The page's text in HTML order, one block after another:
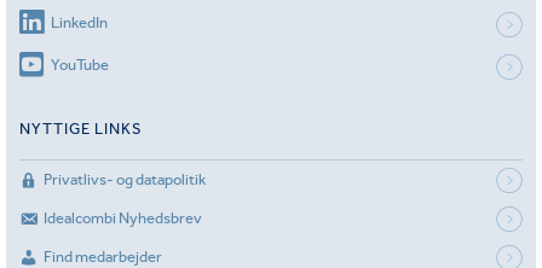
LinkedIn
YouTube
NYTTIGE LINKS
Privatlivs- og datapolitik
Idealcombi Nyhedsbrev
Find medarbejder